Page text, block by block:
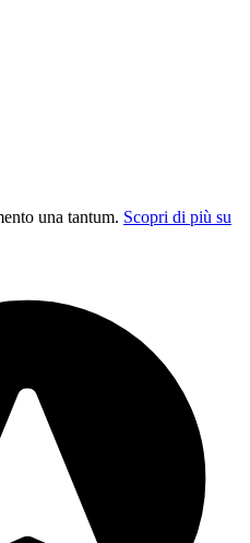
una tantum. Scopri di più su